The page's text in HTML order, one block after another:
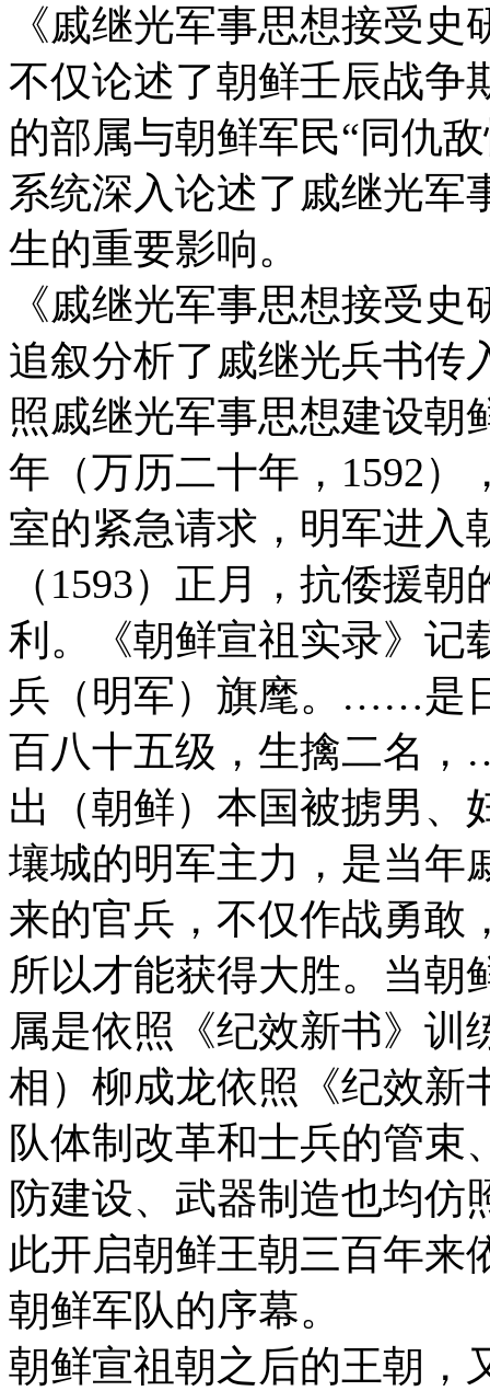
《戚继光军事思想接受
不仅论述了朝鲜壬辰战争
的部属与朝鲜军民“同仇
系统深入论述了戚继光军
生的重要影响。
《戚继光军事思想接受
追叙分析了戚继光兵书传
照戚继光军事思想建设朝
年（万历二十年，1592
室的紧急请求，明军进入
（1593）正月，抗倭援
利。《朝鲜宣祖实录》记
兵（明军）旗麾。……是
百八十五级，生擒二名
出（朝鲜）本国被掳男、
壤城的明军主力，是当年
来的官兵，不仅作战勇敢
所以才能获得大胜。当朝
属是依照《纪效新书》训
相）柳成龙依照《纪效新
队体制改革和士兵的管束
防建设、武器制造也均仿
此开启朝鲜王朝三百年来
朝鲜军队的序幕。
朝鲜宣祖朝之后的王朝，